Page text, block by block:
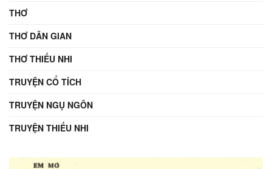
THƠ
THƠ DÂN GIAN
THƠ THIẾU NHI
TRUYỆN CỔ TÍCH
TRUYỆN NGỤ NGÔN
TRUYỆN THIẾU NHI